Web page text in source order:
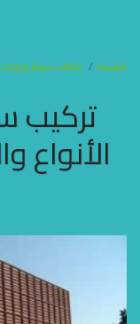
الرئيسية مظلات سواتر برجولات
تركيب
الأنواع